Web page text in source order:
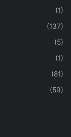
(1)
(137)
(5)
(1)
(81)
(59)